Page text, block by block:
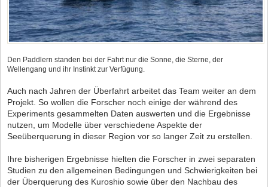
Den Paddlern standen bei der Fahrt nur die Sonne, die Sterne, der
Wellengang und ihr Instinkt zur Verfügung.
Auch nach Jahren der Überfahrt arbeitet das Team weiter an dem
Projekt. So wollen die Forscher noch einige der während des
Experiments gesammelten Daten auswerten und die Ergebnisse
nutzen, um Modelle über verschiedene Aspekte der
Seeüberquerung in dieser Region vor so langer Zeit zu erstellen.
Ihre bisherigen Ergebnisse hielten die Forscher in zwei separaten
Studien zu den allgemeinen Bedingungen und Schwierigkeiten bei
der Überquerung des Kuroshio sowie über den Nachbau des